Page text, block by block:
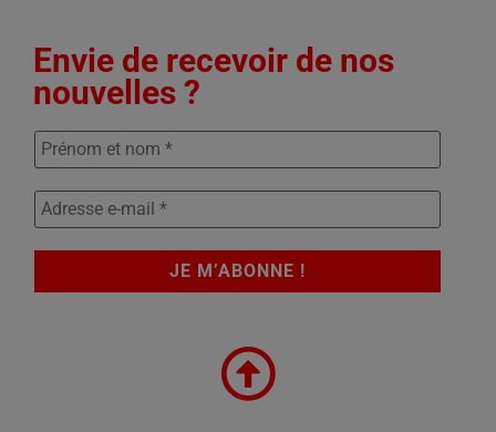
Envie de recevoir de nos
nouvelles ?